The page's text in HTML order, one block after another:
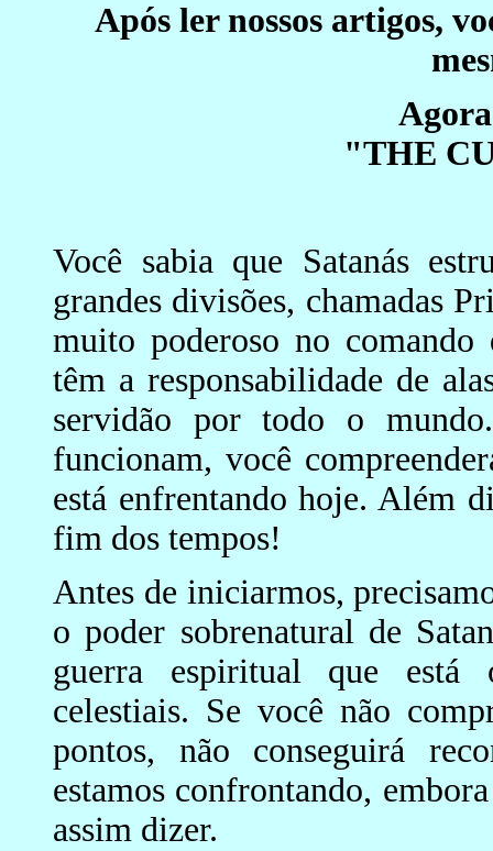
Após ler nossos artigos,
"THE
Você sabia que Satanás
grandes divisões, chamadas
muito poderoso no comando
têm a responsabilidade de
servidão por todo o
funcionam, você
está enfrentando hoje. Além
fim dos tempos!
Antes de iniciarmos,
o poder sobrenatural de
guerra espiritual que está
celestiais. Se você não
pontos, não conseguirá
estamos confrontando,
assim dizer.